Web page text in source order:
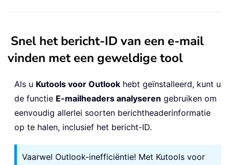
Snel het bericht-ID van een e-mail
vinden met een geweldige tool
Als u Kutools voor Outlook hebt geïnstalleerd, kunt u
de functie E-mailheaders analyseren gebruiken om
eenvoudig allerlei soorten berichtheaderinformatie
op te halen, inclusief het bericht-ID.
Vaarwel Outlook-inefficiëntie! Met Kutools voor